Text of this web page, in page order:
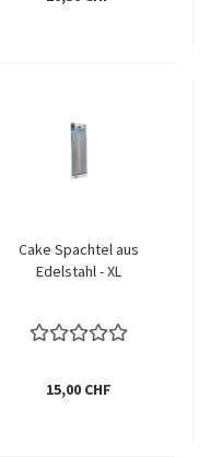
Cake Spachtel aus
Edelstahl - XL
15,00 CHF